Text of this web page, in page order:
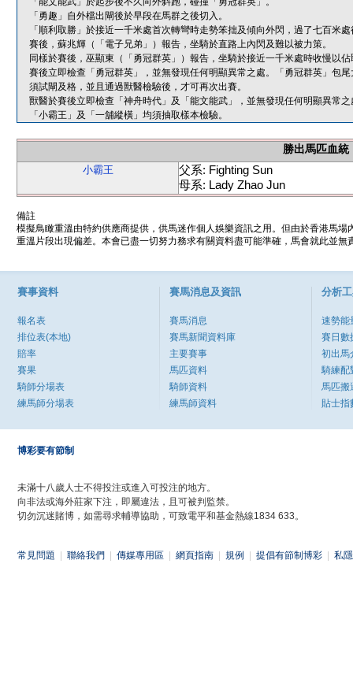
「勇趣」自外檔出閘後於早段在馬群之後切入。
「順利取勝」於接近一千米處首次轉彎時走勢笨拙及傾向外閃，過了七百米
賽後，蘇兆輝（「電子兄弟」）報告，坐騎於直路上內閃及難以被力策。
同樣於賽後，巫顯東（「勇冠群英」）報告，坐騎於接近一千米處時收慢以
賽後立即檢查「勇冠群英」，並無發現任何明顯異常之處。「勇冠群英」包
須試閘及格，並且通過獸醫檢驗後，才可再次出賽。
獸醫於賽後立即檢查「神舟時代」及「能文能武」，並無發現任何明顯異常之
「小霸王」及「一舖縱橫」均須抽取樣本檢驗。
勝出馬匹血統
小霸王
父系: Fighting Sun
母系: Lady Zhao Jun
備註
模擬鳥瞰重溫由特約供應商提供，供馬迷作個人娛樂資訊之用。但由於香港馬
重溫片段出現偏差。本會已盡一切努力務求有關資料盡可能準確，馬會就此並
賽事資料
報名表
排位表(本地)
賠率
賽果
騎師分場表
練馬師分場表
賽馬消息及資訊
賽馬消息
賽馬新聞資料庫
主要賽事
馬匹資料
騎師資料
練馬師資料
分析
速勢能
賽日數
初出馬
騎練配
馬匹搬
貼士指
博彩要有節制
未滿十八歲人士不得投注或進入可投注的地方。
向非法或海外莊家下注，即屬違法，且可被判監禁。
切勿沉迷賭博，如需尋求輔導協助，可致電平和基金熱線1834 633。
常見問題 聯絡我們 傳媒專用區 網頁指南 規例 提倡有節制博彩 私